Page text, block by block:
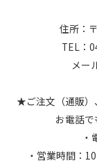
住所：
TEL：
メー
★ご注文（通販）
お電話で
・営業時間：